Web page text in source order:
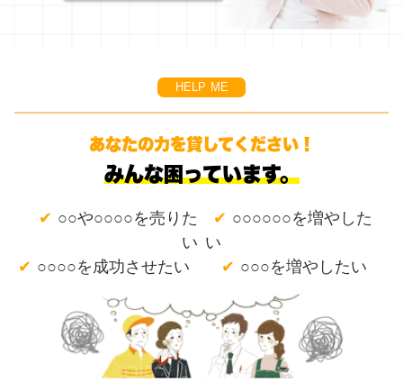
HELP ME
あなたの力を貸してください！
みんな困っています。
✔ ○○や○○○○を売りた
い
✔ ○○○○を成功させたい
✔ ○○○○○○を増やした
い
✔ ○○○を増やしたい